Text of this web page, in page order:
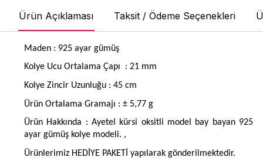
Ürün Açıklaması Taksit / Ödeme Seçenekleri
Maden : 925 ayar gümüş
Kolye Ucu Ortalama Çapı
: 21 mm
Kolye Zincir Uzunluğu : 45 cm
Ürün Ortalama Gramajı : ± 5,77 g
Ürün Hakkında : Ayetel kürsi oksitli model bay bayan 925
ayar gümüş kolye modeli. ,
Ürünlerimiz HEDİYE PAKETİ yapılarak gönderilmektedir.